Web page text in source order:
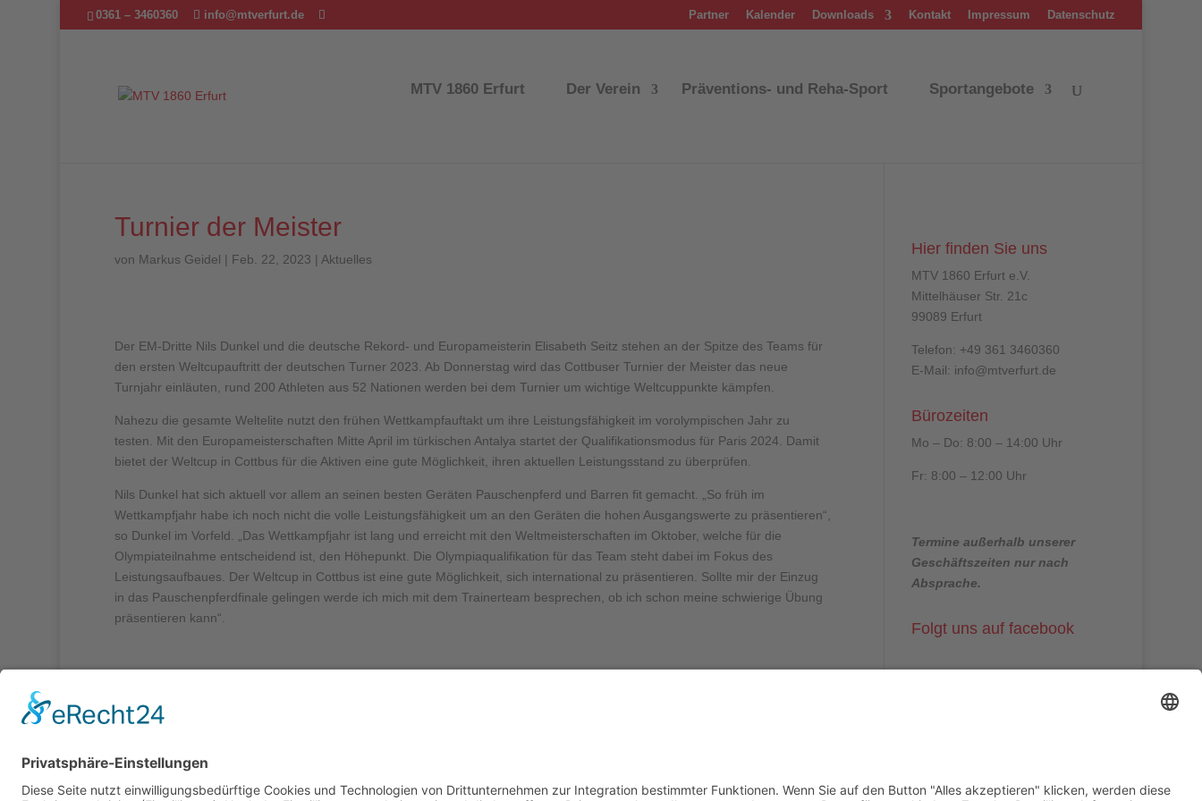
0361 – 3460360 info@mtverfurt.de Partner Kalender Downloads Kontakt Impressum Datenschutz
MTV 1860 Erfurt Der Verein Präventions- und Reha-Sport Sportangebote
Turnier der Meister
von Markus Geidel | Feb. 22, 2023 | Aktuelles
Der EM-Dritte Nils Dunkel und die deutsche Rekord- und Europameisterin Elisabeth Seitz stehen an der Spitze des Teams für
den ersten Weltcupauftritt der deutschen Turner 2023. Ab Donnerstag wird das Cottbuser Turnier der Meister das neue
Turnjahr einläuten, rund 200 Athleten aus 52 Nationen werden bei dem Turnier um wichtige Weltcuppunkte kämpfen.
Nahezu die gesamte Weltelite nutzt den frühen Wettkampfauftakt um ihre Leistungsfähigkeit im vorolympischen Jahr zu
testen. Mit den Europameisterschaften Mitte April im türkischen Antalya startet der Qualifikationsmodus für Paris 2024. Damit
bietet der Weltcup in Cottbus für die Aktiven eine gute Möglichkeit, ihren aktuellen Leistungsstand zu überprüfen.
Nils Dunkel hat sich aktuell vor allem an seinen besten Geräten Pauschenpferd und Barren fit gemacht. „So früh im
Wettkampfjahr habe ich noch nicht die volle Leistungsfähigkeit um an den Geräten die hohen Ausgangswerte zu präsentieren“,
so Dunkel im Vorfeld. „Das Wettkampfjahr ist lang und erreicht mit den Weltmeisterschaften im Oktober, welche für die
Olympiateilnahme entscheidend ist, den Höhepunkt. Die Olympiaqualifikation für das Team steht dabei im Fokus des
Leistungsaufbaues. Der Weltcup in Cottbus ist eine gute Möglichkeit, sich international zu präsentieren. Sollte mir der Einzug
in das Pauschenpferdfinale gelingen werde ich mich mit dem Trainerteam besprechen, ob ich schon meine schwierige Übung
präsentieren kann“.
Hier finden Sie uns
MTV 1860 Erfurt e.V.
Mittelhäuser Str. 21c
99089 Erfurt
Telefon: +49 361 3460360
E-Mail: info@mtverfurt.de
Bürozeiten
Mo – Do: 8:00 – 14:00 Uhr
Fr: 8:00 – 12:00 Uhr
Termine außerhalb unserer
Geschäftszeiten nur nach
Absprache.
Folgt uns auf facebook